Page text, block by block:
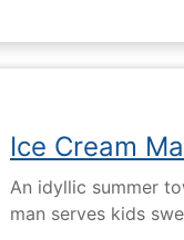
Ice Cream
An idyllic summer
man serves kids